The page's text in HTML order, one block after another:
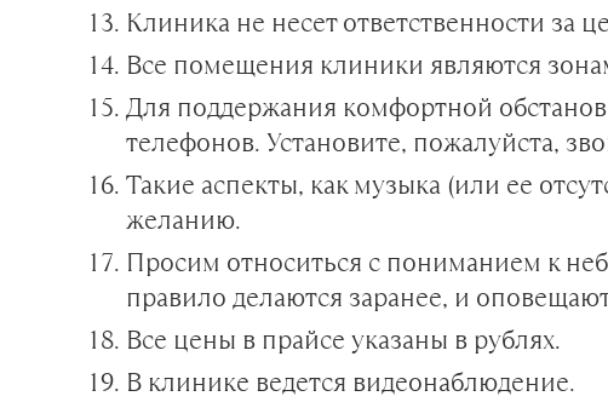
Клиника не несет ответственности за
Все помещения клиники являются
Для поддержания комфортной
телефонов. Установите, пожалуйста,
Такие аспекты, как музыка (или ее
желанию.
Просим относиться с пониманием к
правило делаются заранее, и
Все цены в прайсе указаны в рублях.
В клинике ведется видеонаблюдение.